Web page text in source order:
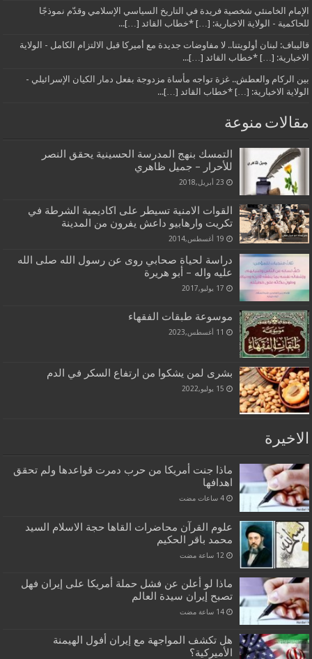
الإمام الخامنئي شخصية فريدة في التاريخ السياسي الإسلامي وقدّم نموذجًا
للحاكمية - الولاية الاخبارية: […] *خطاب القائد […]...
قاليباف: لبنان أولويتنا.. لا مفاوضات جديدة مع أميركا قبل الالتزام الكامل - الولاية
الاخبارية: […] *خطاب القائد […]...
بين الركام والعطش.. غزة تواجه مأساة مزدوجة بفعل دمار الكيان الإسرائيلي -
الولاية الاخبارية: […] *خطاب القائد […]...
مقالات منوعة
التمسك بنهج المدرسة الحسينية يحقق النصر
للأحرار – جميل ظاهري
23 أبريل,2018
القوات الامنية تسيطر على اكاديمية الشرطة في
تكريت وارهابيو داعش يفرون من المدينة
19 أغسطس,2014
دراسة لحياة صحابي روى عن رسول الله صلى الله
عليه واله – أبو هريرة
17 يوليو,2017
موسوعة طبقات الفقهاء
11 أغسطس,2023
بشرى لمن يشكوا من ارتفاع السكر في الدم
15 يوليو,2022
الاخيرة
ماذا جنت أمريكا من حرب دمرت قواعدها ولم تحقق
اهدافها
‏4 ساعات مضت
علوم القرآن محاضرات القاها حجة الاسلام السيد
محمد باقر الحكيم
ماذا لو أعلن عن فشل حملة أمريكا على إيران فهل
تصبح إيران سيدة العالم
‏14 ساعة مضت
هل تكشف المواجهة مع إيران أفول الهيمنة
الأميركية؟